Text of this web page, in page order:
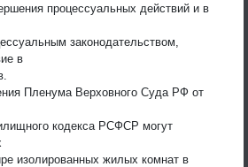
процессуальных действий и в
законодательством,
в
Пленума Верховного Суда РФ от
кодекса РСФСР могут
изолированных жилых комнат в